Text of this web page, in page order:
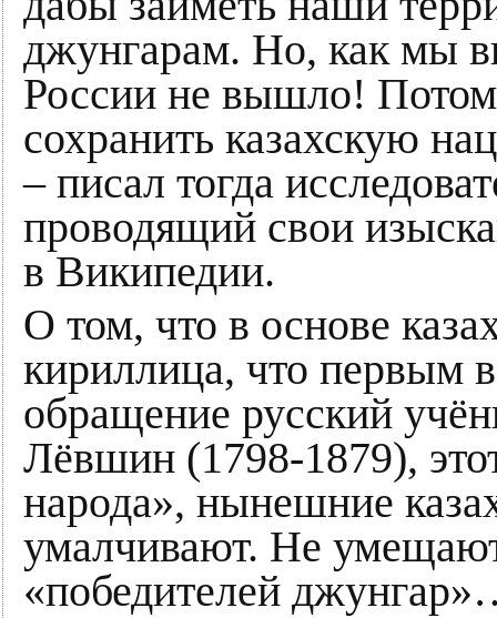
джунгарам. Но, как мы
России не вышло!
сохранить казахскую
– писал тогда
проводящий свои
в Википедии.
О том, что в основе
кириллица, что первым
обращение русский
Лёвшин (1798-1879),
народа», нынешние
умалчивают. Не
«победителей